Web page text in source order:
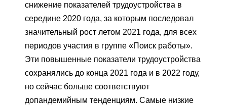
снижение показателей трудоустройства в
середине 2020 года, за которым последовал
значительный рост летом 2021 года, для всех
периодов участия в группе «Поиск работы».
Эти повышенные показатели трудоустройства
сохранялись до конца 2021 года и в 2022 году,
но сейчас больше соответствуют
допандемийным тенденциям. Самые низкие